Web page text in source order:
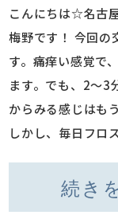
こんにちは☆名
梅野です！ 今回の
す。痛痒い感覚で
ます。でも、2～3
からみる感じはも
しかし、毎日フロ
続き